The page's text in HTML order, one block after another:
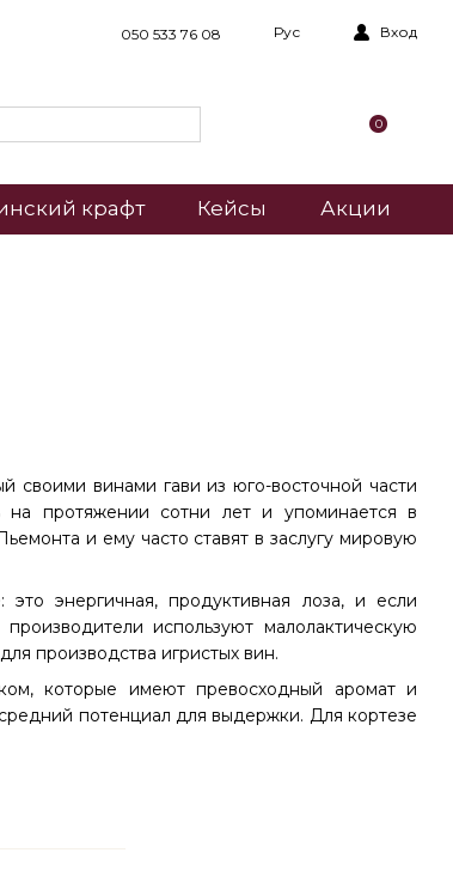
050 533 76 08 Рус Вход
0
крафт Кейсы Акции
своими винами гави из юго-восточной части
на протяжении сотни лет и упоминается в
и ему часто ставят в заслугу мировую
энергичная, продуктивная лоза, и если
используют малолактическую
производства игристых вин.
которые имеют превосходный аромат и
потенциал для выдержки. Для кортезе